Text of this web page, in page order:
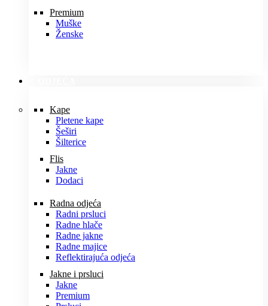
Premium
Muške
Ženske
Kape
Pletene kape
Šeširi
Šilterice
Flis
Jakne
Dodaci
Radna odjeća
Radni prsluci
Radne hlače
Radne jakne
Radne majice
Reflektirajuća odjeća
Jakne i prsluci
Jakne
Premium